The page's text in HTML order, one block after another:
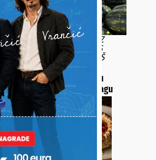
NEIZOSTAVNA POSTAJA UZ
MAGISTRALU JE I ŠTAND S
LUBENICAMA OBITELJI ŠOŠ
Urod je dobar i uzgoj
isplativ, a sve ih uspiju
prodati na kućnom pragu